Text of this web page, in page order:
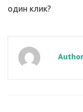
один клик?